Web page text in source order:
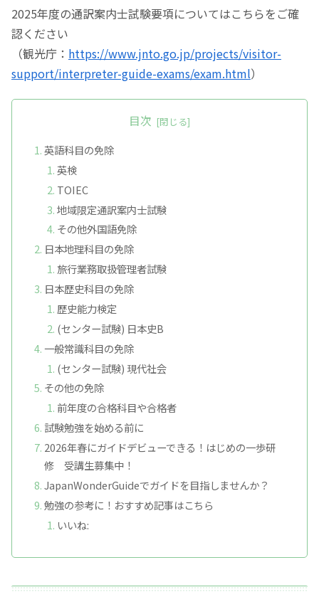
2025年度の通訳案内士試験要項についてはこちらをご確
認ください
（観光庁： https://www.jnto.go.jp/projects/visitor-
support/interpreter-guide-exams/exam.html）
目次
英語科目の免除
英検
TOIEC
地域限定通訳案内士試験
その他外国語免除
日本地理科目の免除
旅行業務取扱管理者試験
日本歴史科目の免除
歴史能力検定
(センター試験) 日本史B
一般常識科目の免除
(センター試験) 現代社会
その他の免除
前年度の合格科目や合格者
試験勉強を始める前に
2026年春にガイドデビューできる！はじめの一歩研
修 受講生募集中！
JapanWonderGuideでガイドを目指しませんか？
勉強の参考に！おすすめ記事はこちら
いいね: